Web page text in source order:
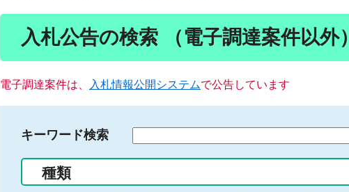
入札公告の検索 （電子調達案件以外）
電子調達案件は、 入札情報公開システムで公告しています
キーワード検索
る
種類